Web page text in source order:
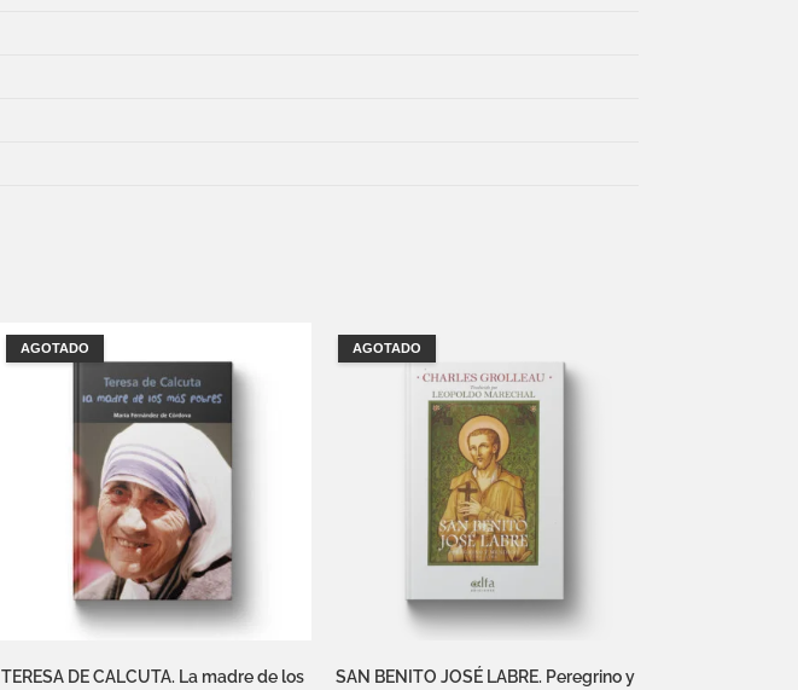
AGOTADO
TERESA DE CALCUTA. La madre de los
AGOTADO
SAN BENITO JOSÉ LABRE. Peregrino y